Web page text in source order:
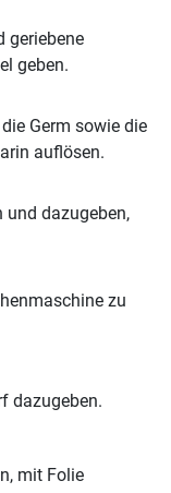
geriebene
geben.
Germ sowie die
auflösen.
und dazugeben,
zu
dazugeben.
mit Folie